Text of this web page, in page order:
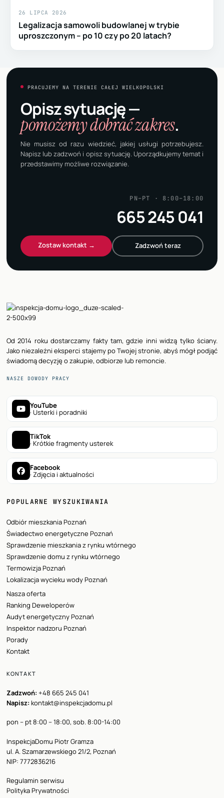
26 LIPCA 2026
Legalizacja samowoli budowlanej w trybie
uproszczonym – po 10 czy po 20 latach?
PRACUJEMY NA TERENIE CAŁEJ WIELKOPOLSKI
Opisz sytuację —
pomożemy dobrać zakres.
Nie musisz od razu wiedzieć, jakiej usługi potrzebujesz.
Napisz lub zadzwoń i opisz sytuację. Uporządkujemy temat i
przedstawimy możliwe rozwiązanie.
PN–PT · 8:00–18:00
665 245 041
Zostaw kontakt → Zadzwoń teraz
Od 2014 roku dostarczamy fakty tam, gdzie inni widzą tylko ściany.
Jako niezależni eksperci stajemy po Twojej stronie, abyś mógł podjąć
świadomą decyzję o zakupie, odbiorze lub remoncie.
NASZE DOWODY PRACY
YouTube
· Usterki i poradniki
TikTok
· Krótkie fragmenty usterek
Facebook
· Zdjęcia i aktualności
POPULARNE WYSZUKIWANIA
Odbiór mieszkania Poznań
Świadectwo energetyczne Poznań
Sprawdzenie mieszkania z rynku wtórnego
Sprawdzenie domu z rynku wtórnego
Termowizja Poznań
Lokalizacja wycieku wody Poznań
Nasza oferta
Ranking Deweloperów
Audyt energetyczny Poznań
Inspektor nadzoru Poznań
Porady
Kontakt
KONTAKT
Zadzwoń: +48 665 245 041
Napisz: kontakt@inspekcjadomu.pl
pon – pt 8:00 – 18:00, sob. 8:00-14:00
InspekcjaDomu Piotr Gramza
ul. A. Szamarzewskiego 21/2, Poznań
NIP: 7772836216
Regulamin serwisu
Polityka Prywatności